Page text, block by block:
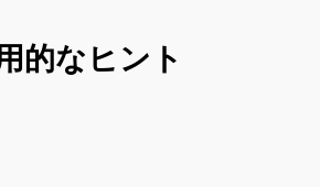
的なヒント